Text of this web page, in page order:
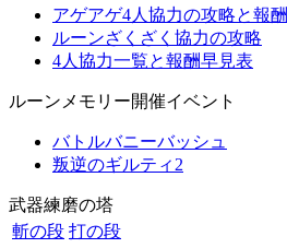
アゲアゲ4人協力の攻略と報酬
ルーンざくざく協力の攻略
4人協力一覧と報酬早見表
ルーンメモリー開催イベント
バトルバニーバッシュ
叛逆のギルティ2
武器練磨の塔
斬の段 打の段